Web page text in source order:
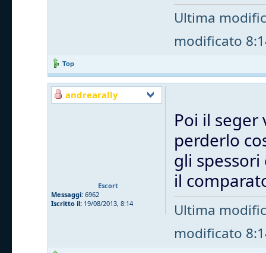
Ultima
modificato
Top
andrearally
Escort
Messaggi: 6962
Iscritto il: 19/08/2013, 8:14
Poi il
perderlo
gli
il
Ultima
modificato